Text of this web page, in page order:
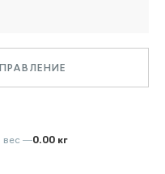
вес —0.00 кг